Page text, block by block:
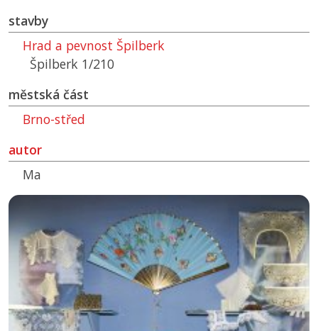
stavby
Hrad a pevnost Špilberk
Špilberk 1/210
městská část
Brno-střed
autor
Ma